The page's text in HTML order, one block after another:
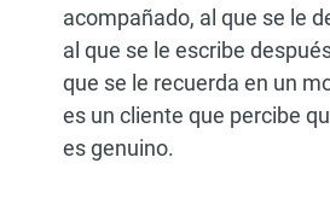
acompañado, al que se le
al que se le escribe
que se le recuerda en un
es un cliente que percibe
es genuino.